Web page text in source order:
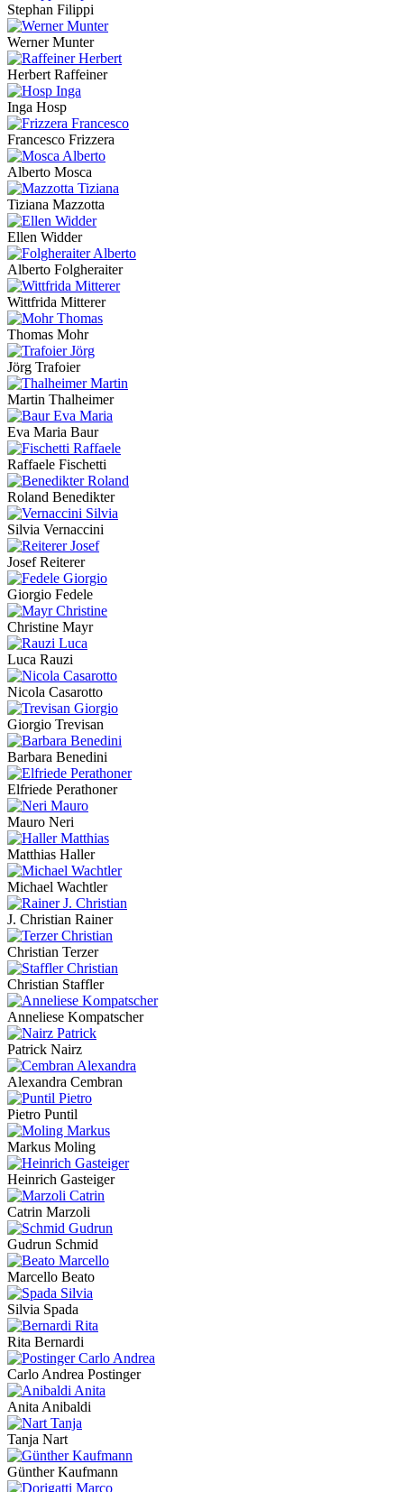
Stephan Filippi
Werner Munter
Herbert Raffeiner
Inga Hosp
Francesco Frizzera
Alberto Mosca
Tiziana Mazzotta
Ellen Widder
Alberto Folgheraiter
Wittfrida Mitterer
Thomas Mohr
Jörg Trafoier
Martin Thalheimer
Eva Maria Baur
Raffaele Fischetti
Roland Benedikter
Silvia Vernaccini
Josef Reiterer
Giorgio Fedele
Christine Mayr
Luca Rauzi
Nicola Casarotto
Giorgio Trevisan
Barbara Benedini
Elfriede Perathoner
Mauro Neri
Matthias Haller
Michael Wachtler
J. Christian Rainer
Christian Terzer
Christian Staffler
Anneliese Kompatscher
Patrick Nairz
Alexandra Cembran
Pietro Puntil
Markus Moling
Heinrich Gasteiger
Catrin Marzoli
Gudrun Schmid
Marcello Beato
Silvia Spada
Rita Bernardi
Carlo Andrea Postinger
Anita Anibaldi
Tanja Nart
Günther Kaufmann